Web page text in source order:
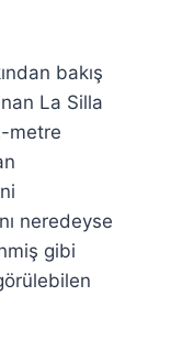
bakış
La Silla
metre
neredeyse
gibi